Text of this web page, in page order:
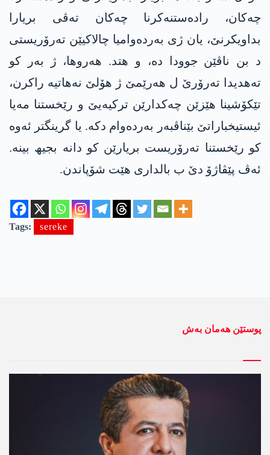
چەکان، رادەستنەکرنا چەکان تەڤی بریارا
بداویکرنێ، یان ژی بەردەوامیا چالاکیێن تەرۆریستی
د بن ناڤێن جوودا دە، و ھتد. ھەروھا، ژ بەر کو
تەھدیدا تەرۆرێ ل ھەرێمێ ژ ھۆلێ نەھاتیە راکرن،
تێکۆشینا ھێزێن چەکدارێن ترکیەیێ و رێخستنا مەیا
ئیستیخباراتێ بێناڤبەر بەردەوام دکە. یا گرینگتر ئەوە
کو رێخستنا تەرۆریست بریارێن کو دانە بجیھ بینە.
ئەڤ پێڤاژۆ دێ ب بالداری هێت شۆپاندن.
Tags: sereke
پوستێن ھەمان بەش